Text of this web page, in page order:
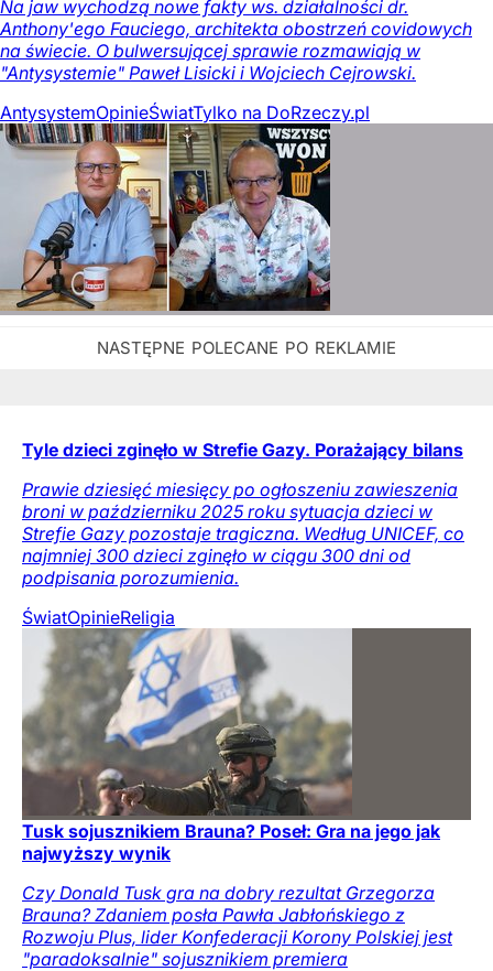
Na jaw wychodzą nowe fakty ws. działalności dr.
Anthony'ego Fauciego, architekta obostrzeń covidowych
na świecie. O bulwersującej sprawie rozmawiają w
"Antysystemie" Paweł Lisicki i Wojciech Cejrowski.
AntysystemOpinieŚwiatTylko na DoRzeczy.pl
Tyle dzieci zginęło w Strefie Gazy. Porażający bilans
Prawie dziesięć miesięcy po ogłoszeniu zawieszenia
broni w październiku 2025 roku sytuacja dzieci w
Strefie Gazy pozostaje tragiczna. Według UNICEF, co
najmniej 300 dzieci zginęło w ciągu 300 dni od
podpisania porozumienia.
ŚwiatOpinieReligia
Tusk sojusznikiem Brauna? Poseł: Gra na jego jak
najwyższy wynik
Czy Donald Tusk gra na dobry rezultat Grzegorza
Brauna? Zdaniem posła Pawła Jabłońskiego z
Rozwoju Plus, lider Konfederacji Korony Polskiej jest
"paradoksalnie" sojusznikiem premiera